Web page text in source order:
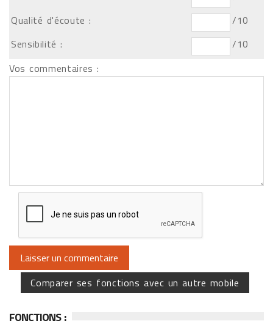
Qualité d'écoute :
/10
Sensibilité :
/10
Vos commentaires :
Comparer ses fonctions avec un autre mobile
FONCTIONS :